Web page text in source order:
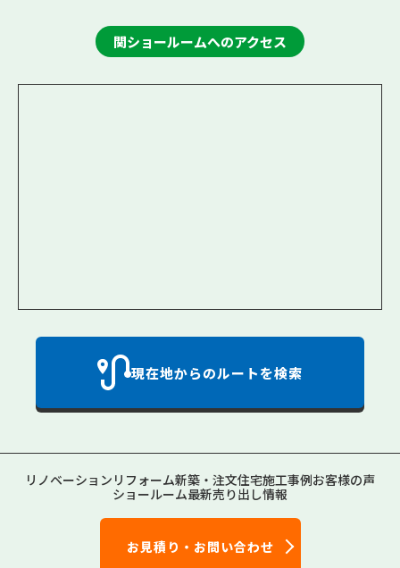
関ショールームへのアクセス
現在地からのルートを検索
リノベーション リフォーム新築・注文住宅施工事例お客様の声
ショールーム最新売り出し情報
お見積り・お問い合わせ